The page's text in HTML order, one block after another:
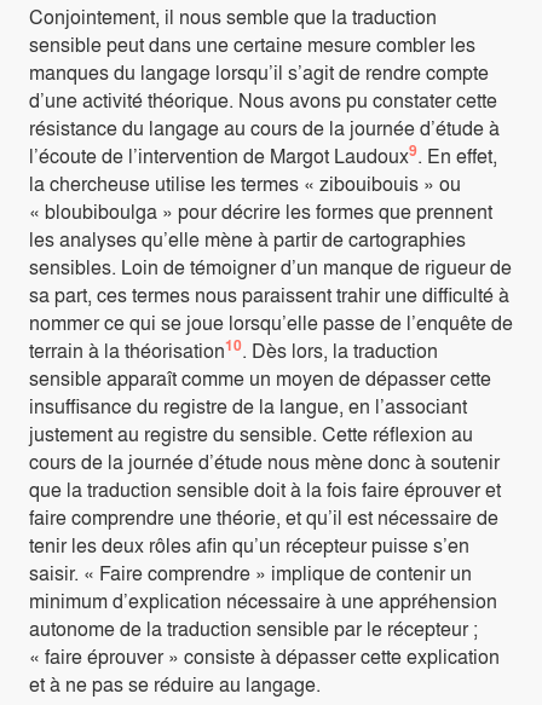
Conjointement, il nous semble que la traduction
sensible peut dans une certaine mesure combler les
manques du langage lorsqu’il s’agit de rendre compte
d’une activité théorique. Nous avons pu constater cette
résistance du langage au cours de la journée d’étude à
l’écoute de l’intervention de Margot Laudoux9. En effet,
la chercheuse utilise les termes « zibouibouis » ou
« bloubiboulga » pour décrire les formes que prennent
les analyses qu’elle mène à partir de cartographies
sensibles. Loin de témoigner d’un manque de rigueur de
sa part, ces termes nous paraissent trahir une difficulté à
nommer ce qui se joue lorsqu’elle passe de l’enquête de
terrain à la théorisation10. Dès lors, la traduction
sensible apparaît comme un moyen de dépasser cette
insuffisance du registre de la langue, en l’associant
justement au registre du sensible. Cette réflexion au
cours de la journée d’étude nous mène donc à soutenir
que la traduction sensible doit à la fois faire éprouver et
faire comprendre une théorie, et qu’il est nécessaire de
tenir les deux rôles afin qu’un récepteur puisse s’en
saisir. « Faire comprendre » implique de contenir un
minimum d’explication nécessaire à une appréhension
autonome de la traduction sensible par le récepteur ;
« faire éprouver » consiste à dépasser cette explication
et à ne pas se réduire au langage.